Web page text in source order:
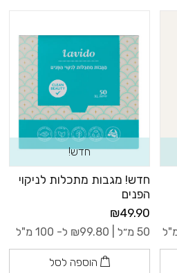
חדש!
חדש! מגבות מתכלות לניקוי
הפנים
₪49.90
50 מ״ל | ₪99.80 ל- 100 מ"ל
הוספה לסל